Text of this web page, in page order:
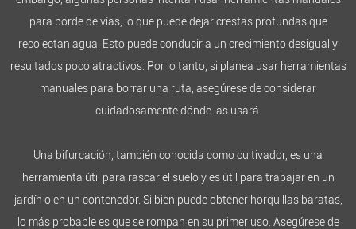
para borde de vías, lo que puede dejar crestas profundas que
recolectan agua. Esto puede conducir a un crecimiento desigual y
resultados poco atractivos. Por lo tanto, si planea usar herramientas
manuales para borrar una ruta, asegúrese de considerar
cuidadosamente dónde las usará.
Una bifurcación, también conocida como cultivador, es una
herramienta útil para rascar el suelo y es útil para trabajar en un
jardín o en un contenedor. Si bien puede obtener horquillas baratas,
lo más probable es que se rompan en su primer uso. Asegúrese de